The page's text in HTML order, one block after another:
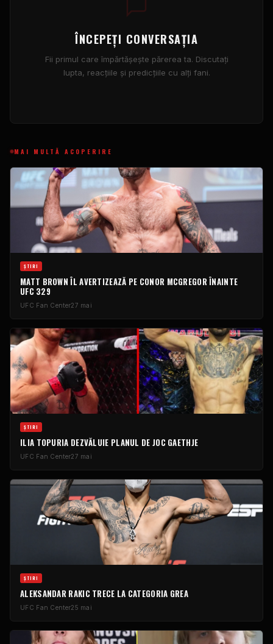
ÎNCEPEȚI CONVERSAȚIA
Fii primul care împărtășește părerea ta. Discutați
lupta, reacțiile și predicțiile cu alți fani.
MAI MULTĂ ACOPERIRE
ȘTIRI
MATT BROWN ÎL AVERTIZEAZĂ PE CONOR MCGREGOR ÎNAINTE
UFC 329
UFC Fan Center27 mai
ȘTIRI
ILIA TOPURIA DEZVĂLUIE PLANUL DE JOC GAETHJE
UFC Fan Center27 mai
ȘTIRI
ALEKSANDAR RAKIC TRECE LA CATEGORIA GREA
UFC Fan Center25 mai